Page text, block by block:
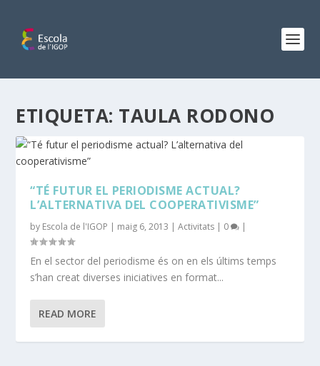
ETIQUETA: TAULA RODONO
“TÉ FUTUR EL PERIODISME ACTUAL?
L’ALTERNATIVA DEL COOPERATIVISME”
by Escola de l'IGOP | maig 6, 2013 |Activitats | 0 |
En el sector del periodisme és on en els últims temps
s’han creat diverses iniciatives en format...
READ MORE